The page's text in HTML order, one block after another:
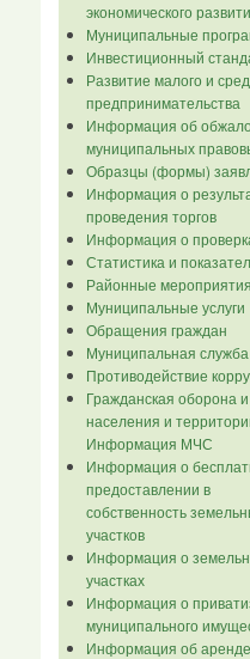
экономического
Муниципальные
Инвестиционный
Развитие малого и
предпринимательства
Информация об
муниципальных
Образцы (формы)
Информация о
проведения торгов
Информация о
Статистика и
Районные мероприятия
Муниципальные услуги
Обращения граждан
Муниципальная служба
Противодействие
Гражданская оборона
населения и
Информация МЧС
Информация о
предоставлении в
собственность
участков
Информация о
участках
Информация о
муниципального
Информация об аренде